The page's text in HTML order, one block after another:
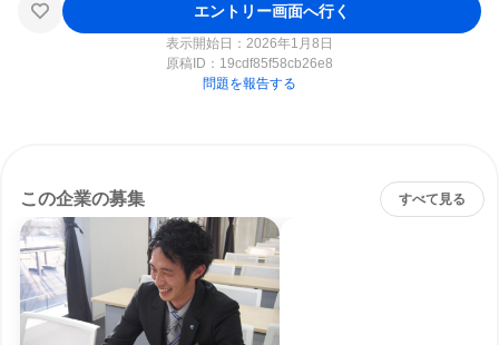
エントリー画面へ行く
表示開始日：2026年1月8日
原稿ID： 19cdf85f58cb26e8
問題を報告する
この企業の募集 すべて見る